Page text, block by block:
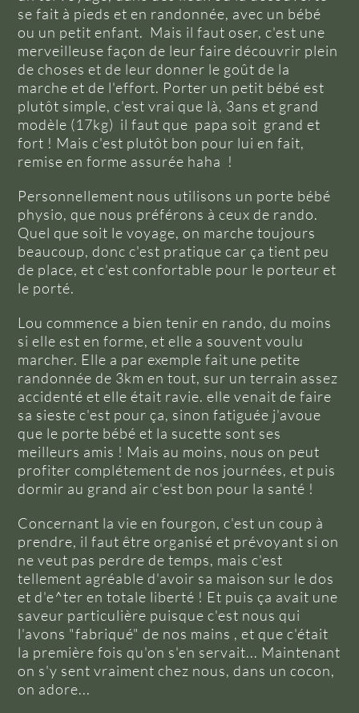
se fait à pieds et en randonnée, avec un bébé
ou un petit enfant. Mais il faut oser, c'est une
merveilleuse façon de leur faire découvrir plein
de choses et de leur donner le goût de la
marche et de l'effort. Porter un petit bébé est
plutôt simple, c'est vrai que là, 3ans et grand
modèle (17kg) il faut que papa soit grand et
fort ! Mais c'est plutôt bon pour lui en fait,
remise en forme assurée haha !
Personnellement nous utilisons un porte bébé
physio, que nous préférons à ceux de rando.
Quel que soit le voyage, on marche toujours
beaucoup, donc c'est pratique car ça tient peu
de place, et c'est confortable pour le porteur et
le porté.
Lou commence a bien tenir en rando, du moins
si elle est en forme, et elle a souvent voulu
marcher. Elle a par exemple fait une petite
randonnée de 3km en tout, sur un terrain assez
accidenté et elle était ravie. elle venait de faire
sa sieste c'est pour ça, sinon fatiguée j'avoue
que le porte bébé et la sucette sont ses
meilleurs amis ! Mais au moins, nous on peut
profiter complétement de nos journées, et puis
dormir au grand air c'est bon pour la santé !
Concernant la vie en fourgon, c'est un coup à
prendre, il faut être organisé et prévoyant si on
ne veut pas perdre de temps, mais c'est
tellement agréable d'avoir sa maison sur le dos
et d'e^ter en totale liberté ! Et puis ça avait une
saveur particulière puisque c'est nous qui
l'avons "fabriqué" de nos mains , et que c'était
la première fois qu'on s'en servait... Maintenant
on s'y sent vraiment chez nous, dans un cocon,
on adore...